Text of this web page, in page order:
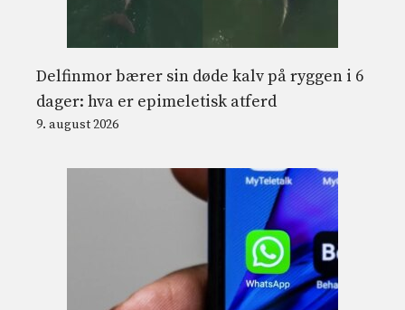
Delfinmor bærer sin døde kalv på ryggen i 6
dager: hva er epimeletisk atferd
9. august 2026